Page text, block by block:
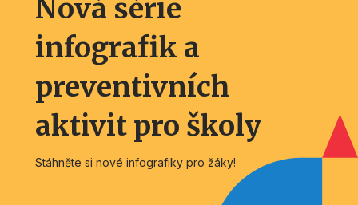
Nová série
infografik a
preventivních
aktivit pro školy
Stáhněte si nové infografiky pro žáky!